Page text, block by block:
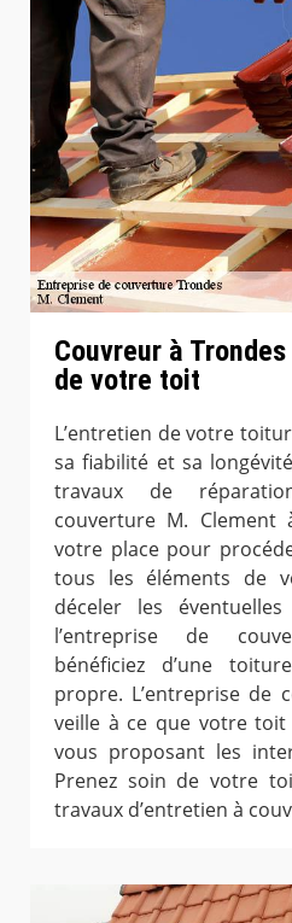
Couvreur à
de votre toit
L’entretien de votre
sa fiabilité et sa
travaux de
couverture M.
votre place pour
tous les éléments de
déceler les
l’entreprise de
bénéficiez d’une
propre. L’entreprise de
veille à ce que votre
vous proposant les
Prenez soin de votre
travaux d’entretien à